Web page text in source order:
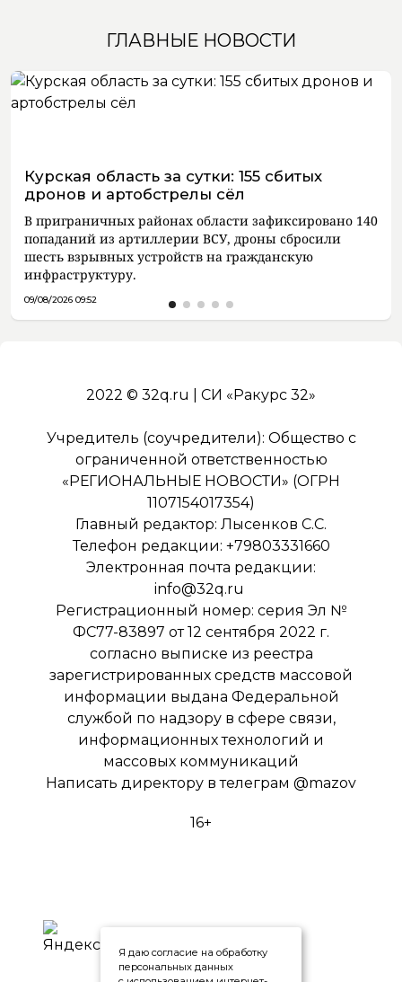
ГЛАВНЫЕ НОВОСТИ
Курская область за сутки: 155 сбитых
дронов и артобстрелы сёл
В приграничных районах области зафиксировано 140
попаданий из артиллерии ВСУ, дроны сбросили
шесть взрывных устройств на гражданскую
инфраструктуру.
09/08/2026 09:52
2022 © 32q.ru | СИ «Ракурс 32»
Учредитель (соучредители): Общество с
ограниченной ответственностью
«РЕГИОНАЛЬНЫЕ НОВОСТИ» (ОГРН
1107154017354)
Главный редактор: Лысенков С.С.
Телефон редакции: +79803331660
Электронная почта редакции:
info@32q.ru
Регистрационный номер: серия Эл №
ФС77-83897 от 12 сентября 2022 г.
согласно выписке из реестра
зарегистрированных средств массовой
информации выдана Федеральной
службой по надзору в сфере связи,
информационных технологий и
массовых коммуникаций
Написать директору в телеграм @mazov
16+
Я даю согласие на обработку
персональных данных